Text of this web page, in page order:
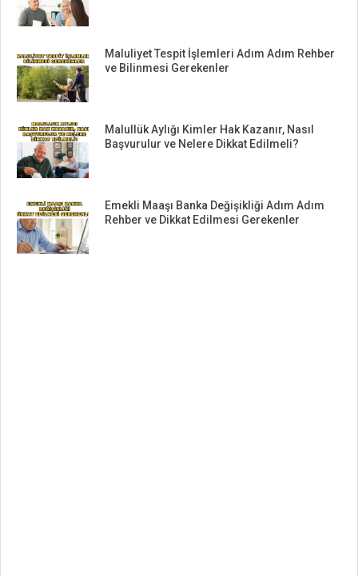
Maluliyet Tespit İşlemleri Adım Adım Rehber
ve Bilinmesi Gerekenler
Malullük Aylığı Kimler Hak Kazanır, Nasıl
Başvurulur ve Nelere Dikkat Edilmeli?
Emekli Maaşı Banka Değişikliği Adım Adım
Rehber ve Dikkat Edilmesi Gerekenler